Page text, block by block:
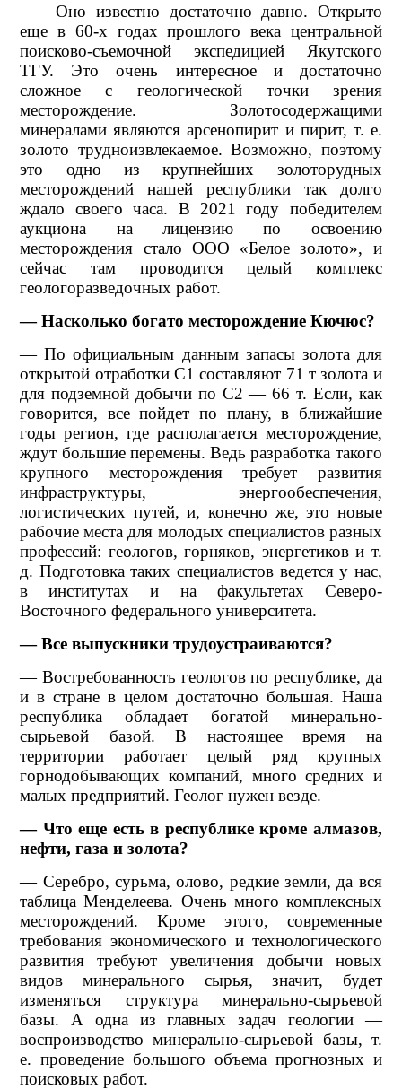
— Оно известно достаточно давно. Открыто
еще в 60-х годах прошлого века центральной
поисково-съемочной экспедицией Якутского
ТГУ. Это очень интересное и достаточно
сложное с геологической точки зрения
месторождение. Золотосодержащими
минералами являются арсенопирит и пирит, т. е.
золото трудноизвлекаемое. Возможно, поэтому
это одно из крупнейших золоторудных
месторождений нашей республики так долго
ждало своего часа. В 2021 году победителем
аукциона на лицензию по освоению
месторождения стало ООО «Белое золото», и
сейчас там проводится целый комплекс
геологоразведочных работ.
— Насколько богато месторождение Кючюс?
— По официальным данным запасы золота для
открытой отработки С1 составляют 71 т золота и
для подземной добычи по С2 — 66 т. Если, как
говорится, все пойдет по плану, в ближайшие
годы регион, где располагается месторождение,
ждут большие перемены. Ведь разработка такого
крупного месторождения требует развития
инфраструктуры, энергообеспечения,
логистических путей, и, конечно же, это новые
рабочие места для молодых специалистов разных
профессий: геологов, горняков, энергетиков и т.
д. Подготовка таких специалистов ведется у нас,
в институтах и на факультетах Северо-
Восточного федерального университета.
— Все выпускники трудоустраиваются?
— Востребованность геологов по республике, да
и в стране в целом достаточно большая. Наша
республика обладает богатой минерально-
сырьевой базой. В настоящее время на
территории работает целый ряд крупных
горнодобывающих компаний, много средних и
малых предприятий. Геолог нужен везде.
— Что еще есть в республике кроме алмазов,
нефти, газа и золота?
— Серебро, сурьма, олово, редкие земли, да вся
таблица Менделеева. Очень много комплексных
месторождений. Кроме этого, современные
требования экономического и технологического
развития требуют увеличения добычи новых
видов минерального сырья, значит, будет
изменяться структура минерально-сырьевой
базы. А одна из главных задач геологии —
воспроизводство минерально-сырьевой базы, т.
е. проведение большого объема прогнозных и
поисковых работ.